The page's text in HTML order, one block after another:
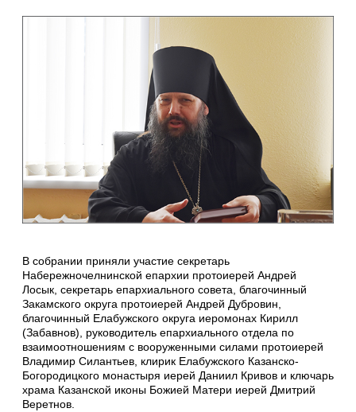
В собрании приняли участие секретарь
Набережночелнинской епархии протоиерей Андрей
Лосык, секретарь епархиального совета, благочинный
Закамского округа протоиерей Андрей Дубровин,
благочинный Елабужского округа иеромонах Кирилл
(Забавнов), руководитель епархиального отдела по
взаимоотношениям с вооруженными силами протоиерей
Владимир Силантьев, клирик Елабужского Казанско-
Богородицкого монастыря иерей Даниил Кривов и ключарь
храма Казанской иконы Божией Матери иерей Дмитрий
Веретнов.